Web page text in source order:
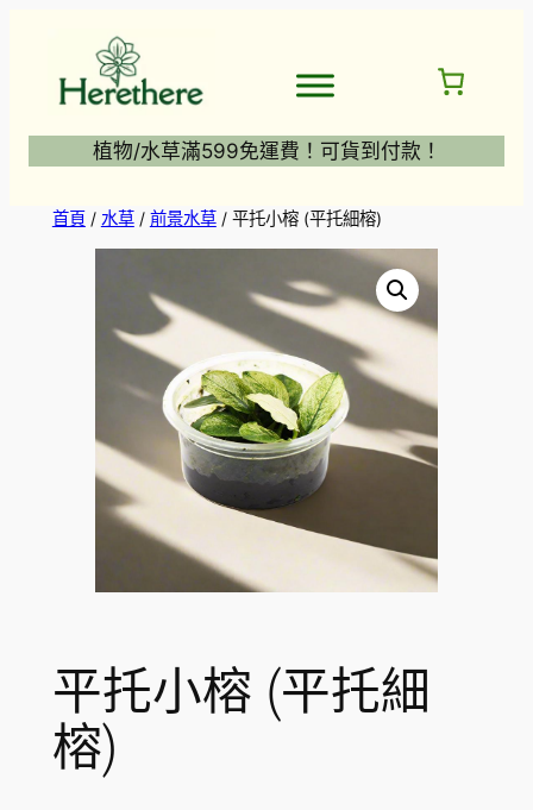
植物/水草滿599免運費！可貨到付款！
首頁/ 水草/ 前景水草/ 平托小榕 (平托細榕)
平托小榕 (平托細
榕)